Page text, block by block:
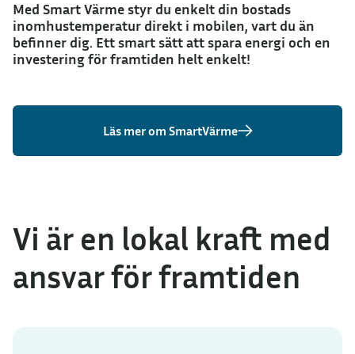
Med Smart Värme styr du enkelt din bostads
inomhustemperatur direkt i mobilen, vart du än
befinner dig. Ett smart sätt att spara energi och en
investering för framtiden helt enkelt!
Läs mer om SmartVärme
Vi är en lokal kraft med
ansvar för framtiden